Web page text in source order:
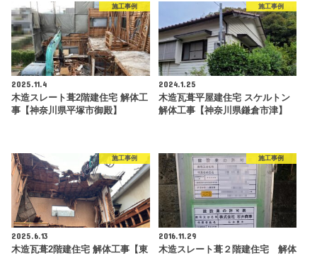
施工事例
2025.11.4
木造スレート葺2階建住宅 解体工
事【神奈川県平塚市御殿】
施工事例
2024.1.25
木造瓦葺平屋建住宅 スケルトン
解体工事【神奈川県鎌倉市津】
施工事例
2025.6.13
木造瓦葺2階建住宅 解体工事【東
施工事例
2016.11.29
木造スレート葺２階建住宅 解体